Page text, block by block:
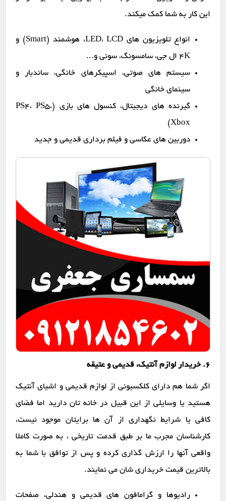
این کار به شما کمک میکند.
انواع تلویزیون های LED، LCD، هوشمند (Smart) و
4K ال جی، سامسونگ، سونی و...
سیستم های صوتی، اسپیکرهای خانگی، ساندبار و
سینمای خانگی
گیرنده های دیجیتال، کنسول های بازی (PS4، PS5،
Xbox)
دوربین های عکاسی و فیلم برداری قدیمی و جدید
6. خریدار لوازم آنتیک، قدیمی و عتیقه
اگر شما هم دارای کلکسیونی از لوازم قدیمی و اشیای آنتیک
هستید یا وسایلی از این قبیل در خانه تان دارید اما فضای
کافی یا شرایط نگهداری از آن ها برایتان موجود نیست،
کارشناسان مجرب ما بر طبق قدمت تاریخی ، به صورت کاملا
واقعی آنها را ارزش گذاری کرده و پس از توافق با شما به
بالاترین قیمت خریداری شان می نمایند.
رادیوها و گرامافون های قدیمی و هندلی، صفحات